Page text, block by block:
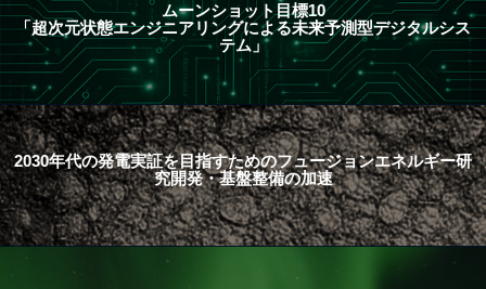
ムーンショット目標10
「超次元状態エンジニアリングによる未来予測型デジタルシス
テム」
2030年代の発電実証を目指すためのフュージョンエネルギー研
究開発・基盤整備の加速